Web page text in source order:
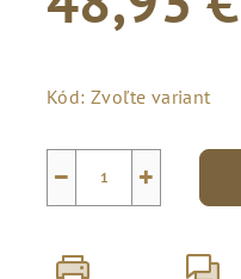
cena:
Kód: Zvoľte variant
+
−